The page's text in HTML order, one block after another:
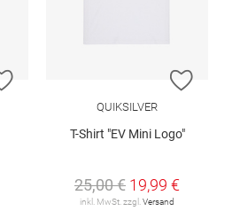
ZUR WUNSCHLISTE HINZUFÜGEN
ZUR
QUIKSILVER
T-Shirt "EV Mini Logo"
25,00 € 19,99 €
inkl. MwSt. zzgl. Versand